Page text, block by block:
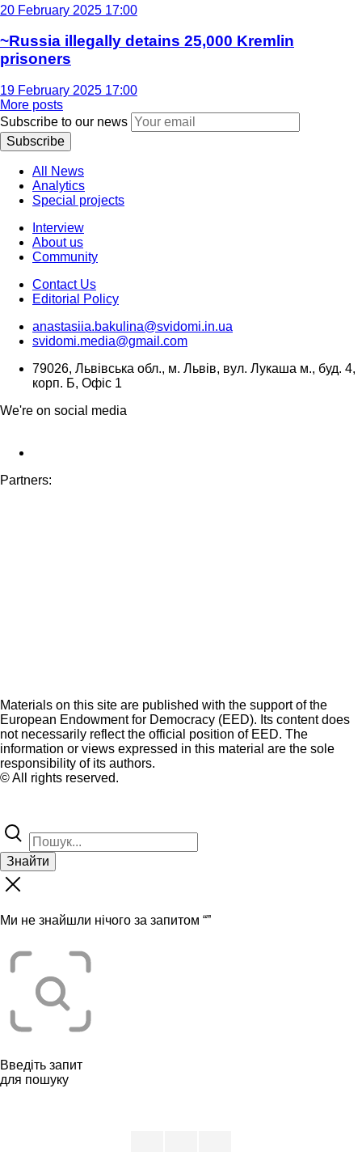
20 February 2025 17:00
~Russia illegally detains 25,000 Kremlin
prisoners
19 February 2025 17:00
More posts
Subscribe to our news
Subscribe
All News
Analytics
Special projects
Interview
About us
Community
Contact Us
Editorial Policy
anastasiia.bakulina@svidomi.in.ua
svidomi.media@gmail.com
79026, Львівська обл., м. Львів, вул. Лукаша м., буд. 4,
корп. Б, Офіс 1
We're on social media
Partners:
Materials on this site are published with the support of the
European Endowment for Democracy (EED). Its content does
not necessarily reflect the official position of EED. The
information or views expressed in this material are the sole
responsibility of its authors.
© All rights reserved.
Знайти
Ми не знайшли нічого за запитом “”
Введіть запит
для пошуку